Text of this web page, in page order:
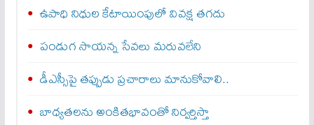
ఉపాధి నిధుల కేటాయింపులో వివక్ష తగదు
పండుగ సాయన్న సేవలు మరువలేని
డీఎస్సీపై తప్పుడు ప్రచారాలు మానుకోవాలి..
బాధ్యతలను అంకితభావంతో నిర్వర్తిస్తా